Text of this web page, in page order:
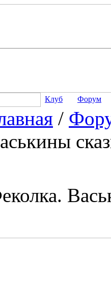
Клуб Форум
/